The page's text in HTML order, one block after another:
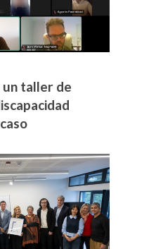
un taller de